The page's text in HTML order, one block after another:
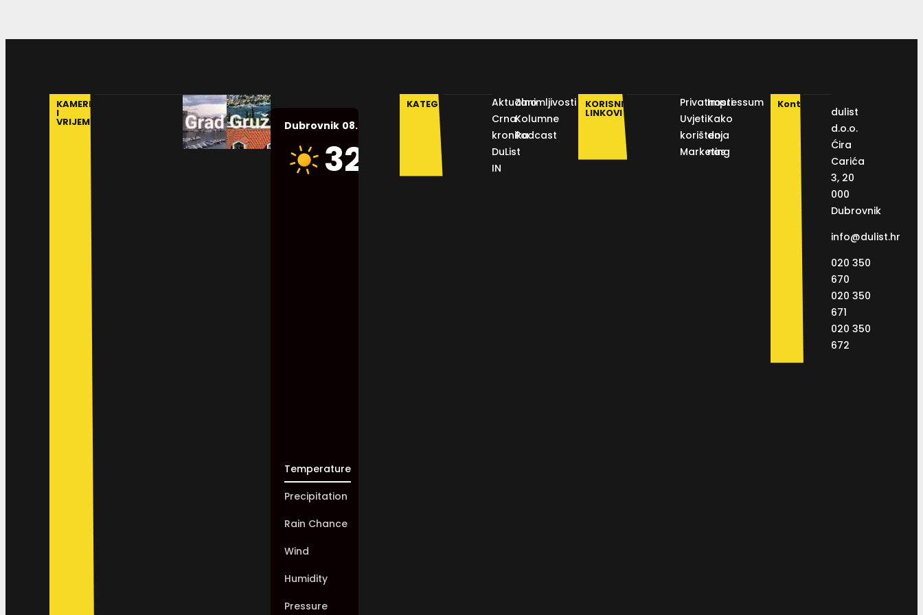
KAMERE
I
VRIJEME Dubrovnik 08.08.2026.
32
Humidity:
Temperature
Precipitation
Rain Chance
Wind
Humidity
Pressure
KATEGORIJE
Aktualno
Crna
kronika
DuList
IN
Zanimljivosti
Kolumne
Podcast
KORISNI
LINKOVI
Privatnosti
Uvjeti
korištenja
Marketing
Impressum
Kako
do
nas
Kontakt
dulist
d.o.o.
Ćira
Carića
3, 20
000
Dubrovnik
info@dulist.hr
020 350
670
020 350
671
020 350
672